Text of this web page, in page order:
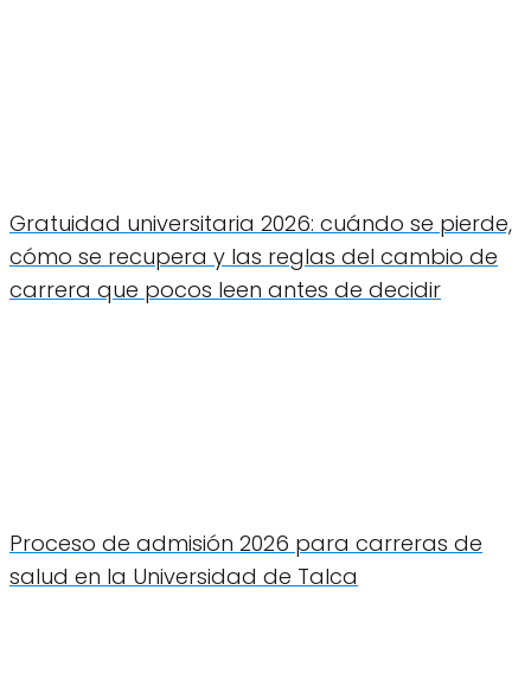
Gratuidad universitaria 2026: cuándo se pierde,
cómo se recupera y las reglas del cambio de
carrera que pocos leen antes de decidir
Proceso de admisión 2026 para carreras de
salud en la Universidad de Talca